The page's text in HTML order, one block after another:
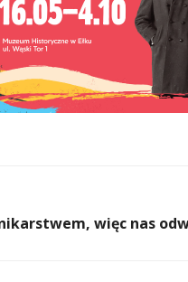
więc nas